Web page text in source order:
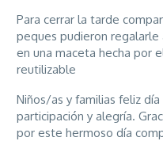
Para cerrar la tarde
peques pudieron regalarle
en una maceta hecha por
reutilizable
Niños/as y familias feliz
participación y alegría.
por este hermoso día